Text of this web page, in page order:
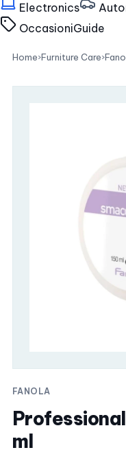
Electronics
OccasioniGuide
Home›Furniture Care›
FANOLA
ml